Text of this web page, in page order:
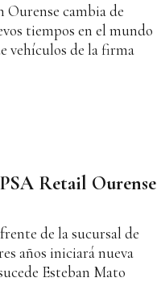
Ourense cambia de
tiempos en el mundo
vehículos de la firma
Retail Ourense
de la sucursal de
años iniciará nueva
Esteban Mato